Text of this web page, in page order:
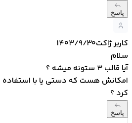
پاسخ
کاربر ژاکت۱۴۰۳/۹/۳۰
سلام
آیا قالب 3 ستونه میشه ؟
کرد ؟
پاسخ